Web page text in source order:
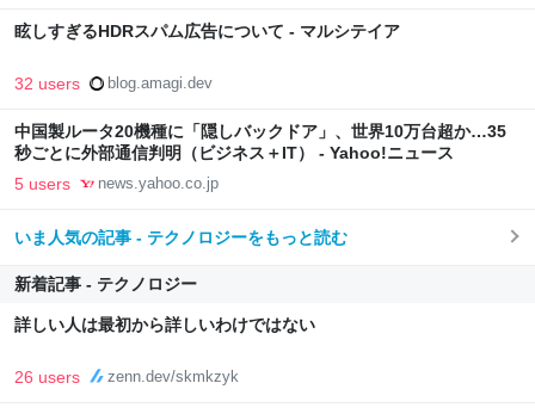
眩しすぎるHDRスパム広告について - マルシテイア
32 users blog.amagi.dev
中国製ルータ20機種に「隠しバックドア」、世界10万台超か…35
秒ごとに外部通信判明（ビジネス＋IT） - Yahoo!ニュース
5 users news.yahoo.co.jp
いま人気の記事 - テクノロジーをもっと読む
新着記事 - テクノロジー
詳しい人は最初から詳しいわけではない
26 users zenn.dev/skmkzyk